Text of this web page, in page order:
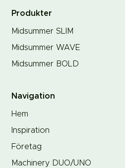
Produkter
Midsummer SLIM
Midsummer WAVE
Midsummer BOLD
Navigation
Hem
Inspiration
Företag
Machinery DUO/UNO